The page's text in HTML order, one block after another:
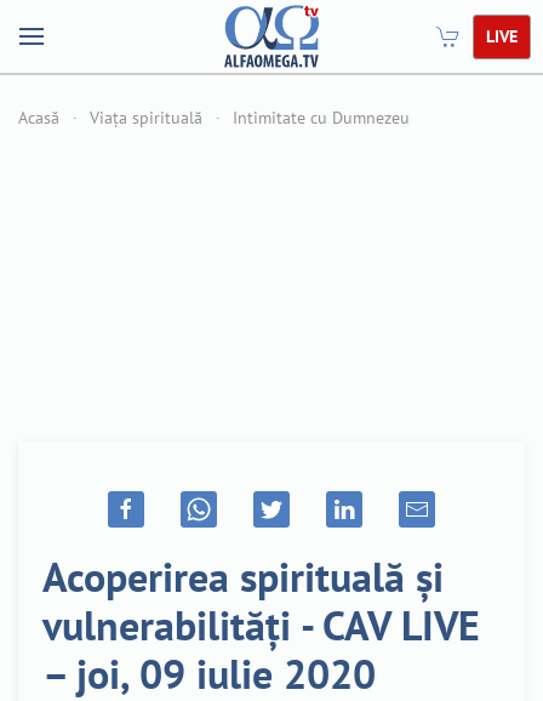
LIVE
Acasă Viața spirituală Intimitate cu Dumnezeu
Acoperirea spirituală și
vulnerabilități - CAV LIVE
– joi, 09 iulie 2020